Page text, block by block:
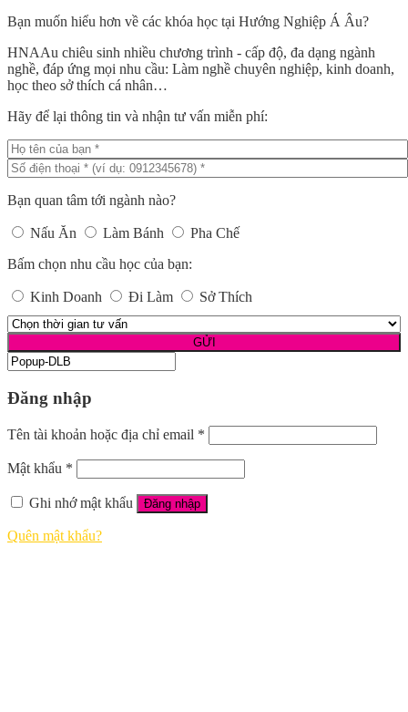
Bạn muốn hiểu hơn về các khóa học tại Hướng Nghiệp Á Âu?
HNAAu chiêu sinh nhiều chương trình - cấp độ, đa dạng ngành
nghề, đáp ứng mọi nhu cầu: Làm nghề chuyên nghiệp, kinh doanh,
học theo sở thích cá nhân…
Hãy để lại thông tin và nhận tư vấn miễn phí:
Bạn quan tâm tới ngành nào?
Nấu Ăn Làm Bánh
Pha Chế
Bấm chọn nhu cầu học của bạn:
Kinh Doanh Đi Làm Sở Thích
Đăng nhập
Tên tài khoản hoặc địa chỉ email *
Mật khẩu *
Ghi nhớ mật khẩu Đăng nhập
Quên mật khẩu?